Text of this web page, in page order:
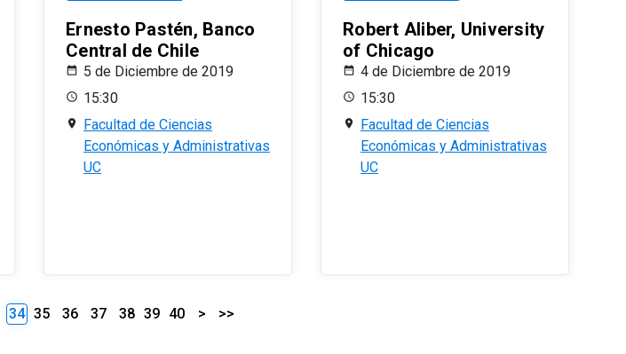
Ernesto Pastén, Banco
Central de Chile
5 de Diciembre de 2019
15:30
Facultad de Ciencias
Económicas y Administrativas
UC
Robert Aliber, University
of Chicago
4 de Diciembre de 2019
15:30
Facultad de Ciencias
Económicas y Administrativas
UC
34 35 36 37 38 39 40 > >>